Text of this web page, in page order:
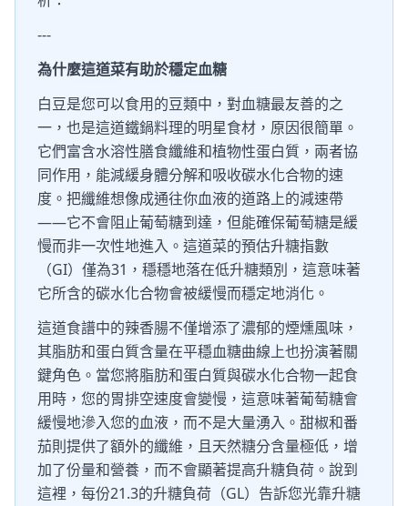
---
為什麼這道菜有助於穩定血糖
白豆是您可以食用的豆類中，對血糖最友善的之
一，也是這道鐵鍋料理的明星食材，原因很簡單。
它們富含水溶性膳食纖維和植物性蛋白質，兩者協
同作用，能減緩身體分解和吸收碳水化合物的速
度。把纖維想像成通往你血液的道路上的減速帶
——它不會阻止葡萄糖到達，但能確保葡萄糖是緩
慢而非一次性地進入。這道菜的預估升糖指數
（GI）僅為31，穩穩地落在低升糖類別，這意味著
它所含的碳水化合物會被緩慢而穩定地消化。
這道食譜中的辣香腸不僅增添了濃郁的煙燻風味，
其脂肪和蛋白質含量在平穩血糖曲線上也扮演著關
鍵角色。當您將脂肪和蛋白質與碳水化合物一起食
用時，您的胃排空速度會變慢，這意味著葡萄糖會
緩慢地滲入您的血液，而不是大量湧入。甜椒和番
茄則提供了額外的纖維，且天然糖分含量極低，增
加了份量和營養，而不會顯著提高升糖負荷。說到
這裡，每份21.3的升糖負荷（GL）告訴您光靠升糖